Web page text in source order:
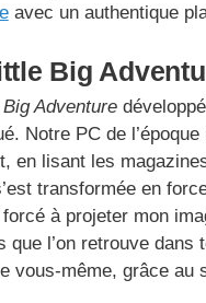
avec un authentique
Big
Adventure
Notre PC de
en lisant les
transformée en
forcé à projeter mon
que l’on retrouve
vous-même, grâce au